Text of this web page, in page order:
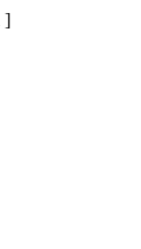
]